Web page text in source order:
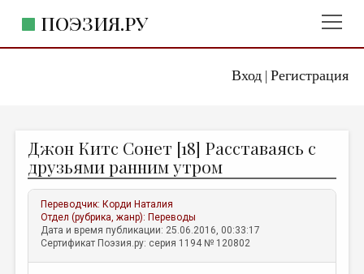
Вход| Регистрация
ПОЭЗИЯ.РУ
ЖАНРЫ
АВТОРЫ
КОММЕНТАРИИ
ЛИТСАЛОН
Джон Китс Сонет [18] Расставаясь с
друзьями ранним утром
Переводчик: Корди Наталия
Отдел (рубрика, жанр): Переводы
Дата и время публикации: 25.06.2016, 00:33:17
Сертификат Поэзия.ру: серия 1194 № 120802